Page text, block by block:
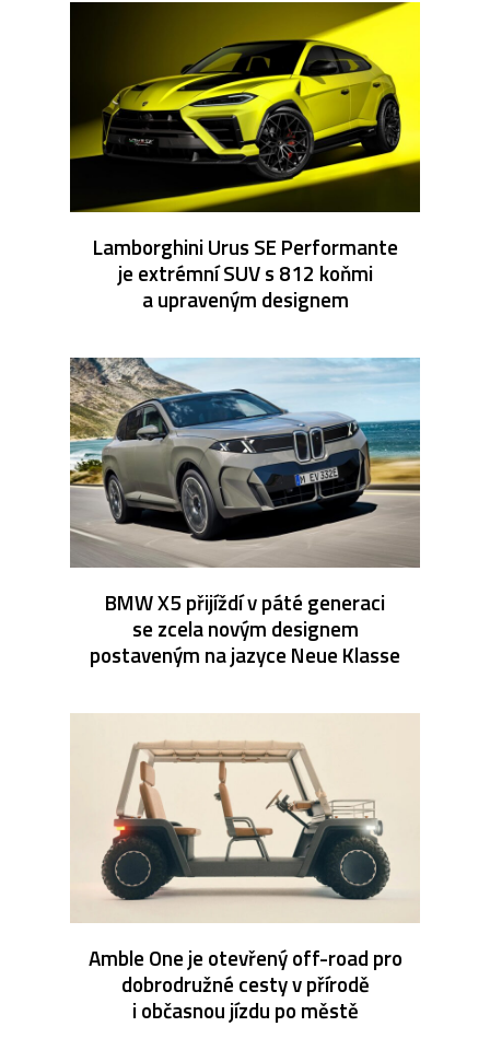
Lamborghini Urus SE Performante
je extrémní SUV s 812 koňmi
a upraveným designem
BMW X5 přijíždí v páté generaci
se zcela novým designem
postaveným na jazyce Neue Klasse
Amble One je otevřený off-road pro
dobrodružné cesty v přírodě
i občasnou jízdu po městě